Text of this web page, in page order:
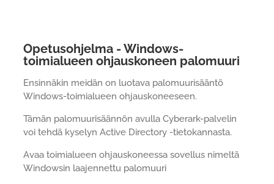
Opetusohjelma - Windows-
toimialueen ohjauskoneen palomuuri
Ensinnäkin meidän on luotava palomuurisääntö
Windows-toimialueen ohjauskoneeseen.
Tämän palomuurisäännön avulla Cyberark-palvelin
voi tehdä kyselyn Active Directory -tietokannasta.
Avaa toimialueen ohjauskoneessa sovellus nimeltä
Windowsin laajennettu palomuuri